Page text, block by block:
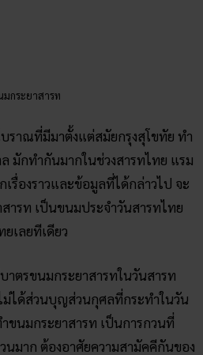
มกระยาสารท
ราณที่มีมาตั้งแต่สมัยกรุงสุโขทัย ทำ
มักทำกันมากในช่วงสารทไทย แรม
เรื่องราวและข้อมูลที่ได้กล่าวไป จะ
ารท เป็นขนมประจำวันสารทไทย
เลยทีเดียว
าตรขนมกระยาสารทในวันสารท
ได้ส่วนบุญส่วนกุศลที่กระทำในวัน
นมกระยาสารท เป็นการกวนที่
นมาก ต้องอาศัยความสามัคคีกันของ